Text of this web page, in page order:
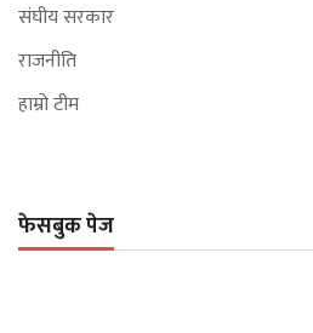
संघीय सरकार
राजनीति
हाम्रो टीम
फेसबुक पेज